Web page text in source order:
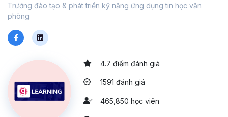
Trường đào tạo & phát triển kỹ năng ứng dụng tin học văn
phòng
4.7 điểm đánh giá
1591 đánh giá
465,850 học viên